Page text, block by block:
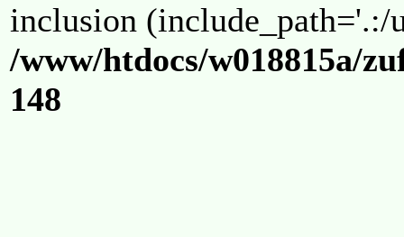
inclusion (include_path='.:/
/www/htdocs/w018815a/
148